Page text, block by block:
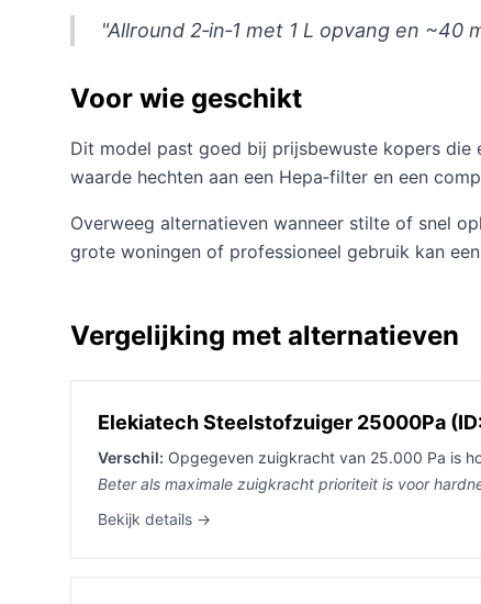
"Allround 2‑in‑1 met 1 L opvang en
Voor wie geschikt
Dit model past goed bij prijsbewuste kopers
waarde hechten aan een Hepa‑filter en een
Overweeg alternatieven wanneer stilte of snel
grote woningen of professioneel gebruik kan
Vergelijking met alternatieven
Elekiatech Steelstofzuiger 25000Pa
Verschil: Opgegeven zuigkracht van 25.000 Pa is
Beter als maximale zuigkracht prioriteit is voor
Bekijk details →